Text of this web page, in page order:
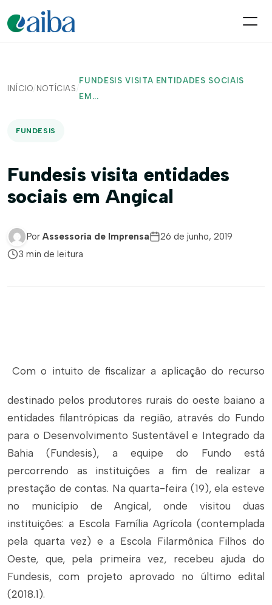
INÍCIO/ NOTÍCIAS /
FUNDESIS VISITA ENTIDADES SOCIAIS
EM...
FUNDESIS
Fundesis visita entidades
sociais em Angical
Por Assessoria de Imprensa
26 de junho, 2019
3 min de leitura
Com o intuito de fiscalizar a aplicação do recurso
destinado pelos produtores rurais do oeste baiano a
entidades filantrópicas da região, através do Fundo
para o Desenvolvimento Sustentável e Integrado da
Bahia (Fundesis), a equipe do Fundo está
percorrendo as instituições a fim de realizar a
prestação de contas. Na quarta-feira (19), ela esteve
no município de Angical, onde visitou duas
instituições: a Escola Família Agrícola (contemplada
pela quarta vez) e a Escola Filarmônica Filhos do
Oeste, que, pela primeira vez, recebeu ajuda do
Fundesis, com projeto aprovado no último edital
(2018.1).